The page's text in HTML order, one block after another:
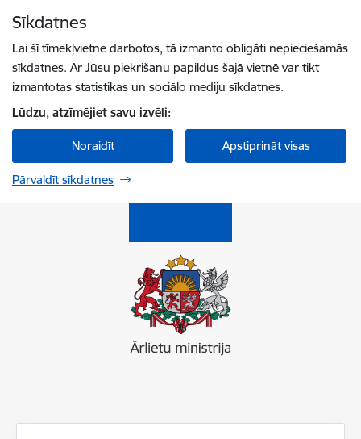
Sīkdatnes
Lai šī tīmekļvietne darbotos, tā izmanto obligāti nepieciešamās
sīkdatnes. Ar Jūsu piekrišanu papildus šajā vietnē var tikt
izmantotas statistikas un sociālo mediju sīkdatnes.
Lūdzu, atzīmējiet savu izvēli:
Noraidīt Apstiprināt visas
Pārvaldīt sīkdatnes